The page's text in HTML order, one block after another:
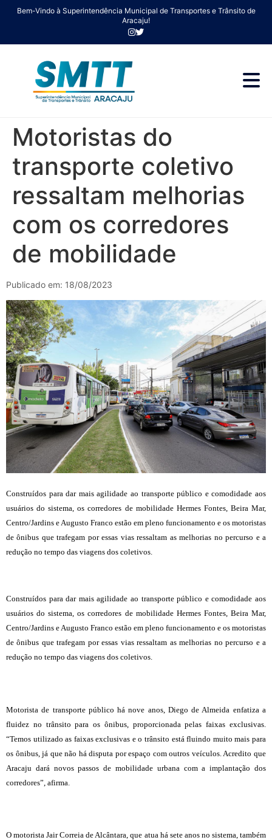
Bem-Vindo à Superintendência Municipal de Transportes e Trânsito de
Aracaju!
Motoristas do
transporte coletivo
ressaltam melhorias
com os corredores
de mobilidade
Publicado em: 18/08/2023
Construídos para dar mais agilidade ao transporte público e comodidade aos
usuários do sistema, os corredores de mobilidade Hermes Fontes, Beira Mar,
Centro/Jardins e Augusto Franco estão em pleno funcionamento e os motoristas
de ônibus que trafegam por essas vias ressaltam as melhorias no percurso e a
redução no tempo das viagens dos coletivos.
Construídos para dar mais agilidade ao transporte público e comodidade aos
usuários do sistema, os corredores de mobilidade Hermes Fontes, Beira Mar,
Centro/Jardins e Augusto Franco estão em pleno funcionamento e os motoristas
de ônibus que trafegam por essas vias ressaltam as melhorias no percurso e a
redução no tempo das viagens dos coletivos.
Motorista de transporte público há nove anos, Diego de Almeida enfatiza a
fluidez no trânsito para os ônibus, proporcionada pelas faixas exclusivas.
“Temos utilizado as faixas exclusivas e o trânsito está fluindo muito mais para
os ônibus, já que não há disputa por espaço com outros veículos. Acredito que
Aracaju dará novos passos de mobilidade urbana com a implantação dos
corredores”, afirma.
O motorista Jair Correia de Alcântara, que atua há sete anos no sistema, também